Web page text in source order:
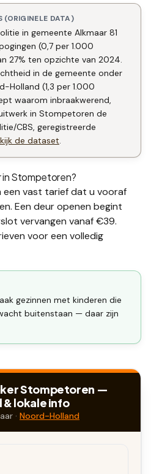
(ORIGINELE DATA)
in gemeente Alkmaar 81
(0,7 per 1.000
27% ten opzichte van 2024.
in de gemeente onder
Holland (1,3 per 1.000
waarom inbraakwerend,
in Stompetoren de
CBS, geregistreerde
de dataset.
Stompetoren?
een vast tarief dat u vooraf
Een deur openen begint
vervangen vanaf €39.
voor een volledig
gezinnen met kinderen die
buitenstaan — daar zijn
Stompetoren —
lokale info
·Noord-Holland